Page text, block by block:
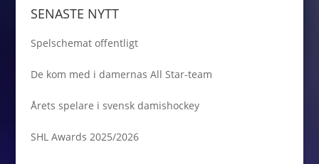
SENASTE NYTT
Spelschemat offentligt
De kom med i damernas All Star-team
Årets spelare i svensk damishockey
SHL Awards 2025/2026